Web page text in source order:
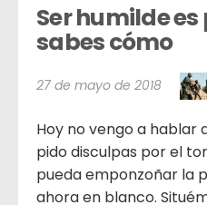
Ser humilde es
sabes cómo
27 de mayo de 2018
Hoy no vengo a hablar
pido disculpas por el
pueda emponzoñar la
ahora en blanco.